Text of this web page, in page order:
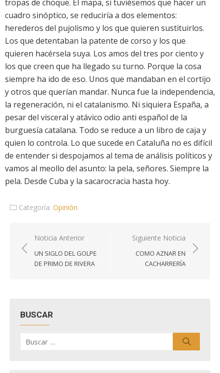
tropas de choque. El mapa, si tuviésemos que hacer un
cuadro sinóptico, se reduciría a dos elementos:
herederos del pujolismo y los que quieren sustituirlos.
Los que detentaban la patente de corso y los que
quieren hacérsela suya. Los amos del tres por ciento y
los que creen que ha llegado su turno. Porque la cosa
siempre ha ido de eso. Unos que mandaban en el cortijo
y otros que querían mandar. Nunca fue la independencia,
la regeneración, ni el catalanismo. Ni siquiera España, a
pesar del visceral y atávico odio anti español de la
burguesía catalana. Todo se reduce a un libro de caja y
quien lo controla. Lo que sucede en Cataluña no es difícil
de entender si despojamos al tema de análisis políticos y
vamos al meollo del asunto: la pela, señores. Siempre la
pela. Desde Cuba y la sacarocracia hasta hoy.
Categoría: Opinión
Navegación
de
entradas
Noticia Anterior
UN SIGLO DEL GOLPE
DE PRIMO DE RIVERA
Siguiente Noticia
COMO AZNAR EN
CACHARRERÍA
BUSCAR
por: